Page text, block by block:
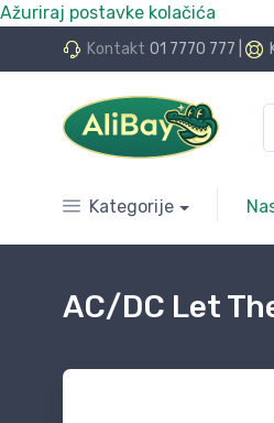
Ažuriraj postavke kolačića
Kontakt 01 7770 777
24 rate bez kamata
Kategorije
AC/DC Let